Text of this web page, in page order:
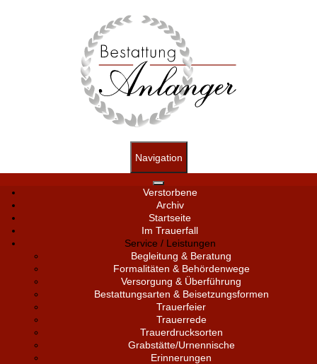
Navigation
Verstorbene
Archiv
Startseite
Im Trauerfall
Service / Leistungen
Begleitung & Beratung
Formalitäten & Behördenwege
Versorgung & Überführung
Bestattungsarten & Beisetzungsformen
Trauerfeier
Trauerrede
Trauerdrucksorten
Grabstätte/Urnennische
Erinnerungen